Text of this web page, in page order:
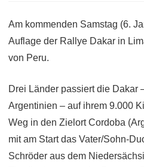
Am kommenden Samstag (6.
Auflage der Rallye Dakar in
von Peru.
Drei Länder passiert die Dakar
Argentinien – auf ihrem 9.000
Weg in den Zielort Cordoba
mit am Start das Vater/Sohn-
Schröder aus dem